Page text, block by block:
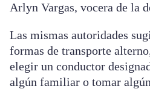
Arlyn Vargas, vocera de la
Las mismas autoridades
formas de transporte
elegir un conductor
algún familiar o tomar